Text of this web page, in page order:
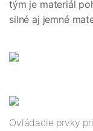
tým je materiál
silné aj jemné
Ovládacie prvky